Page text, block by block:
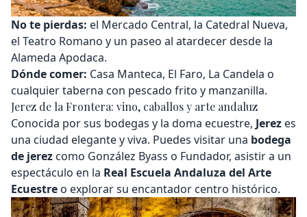
No te pierdas: el Mercado Central, la Catedral Nueva,
el Teatro Romano y un paseo al atardecer desde la
Alameda Apodaca.
Dónde comer: Casa Manteca, El Faro, La Candela o
cualquier taberna con pescado frito y manzanilla.
Jerez de la Frontera: vino, caballos y arte andaluz
Conocida por sus bodegas y la doma ecuestre, Jerez es
una ciudad elegante y viva. Puedes visitar una bodega
de jerez como González Byass o Fundador, asistir a un
espectáculo en la Real Escuela Andaluza del Arte
Ecuestre o explorar su encantador centro histórico.